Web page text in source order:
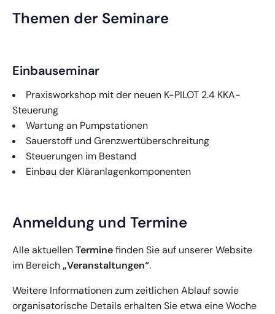
Themen der Seminare
Einbauseminar
Praxisworkshop mit der neuen K-PILOT 2.4 KKA-
Steuerung
Wartung an Pumpstationen
Sauerstoff und Grenzwertüberschreitung
Steuerungen im Bestand
Einbau der Kläranlagenkomponenten
Anmeldung und Termine
Alle aktuellenTerminefinden Sie auf unserer Website
im Bereich„Veranstaltungen“.
Weitere Informationen zum zeitlichen Ablauf sowie
organisatorische Details erhalten Sie etwa eine Woche